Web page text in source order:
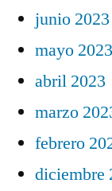
junio 2023
mayo 2023
abril 2023
marzo
febrero
diciembre